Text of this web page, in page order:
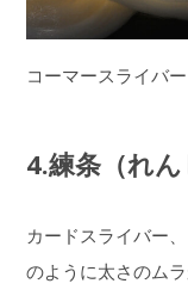
コーマースライバー
4.練条（れん
カードスライバー
のように太さのム